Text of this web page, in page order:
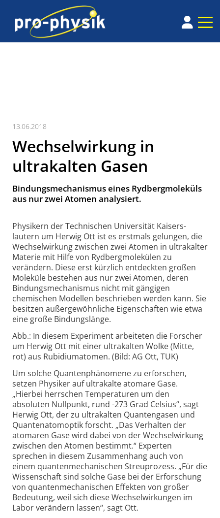
13.06.2018
Wechselwirkung in
ultrakalten Gasen
Bindungsmechanismus eines Rydbergmoleküls
aus nur zwei Atomen analysiert.
Physikern der Technischen Univer­sität Kaisers­
lautern um Herwig Ott ist es erstmals gelungen, die
Wechsel­wirkung zwischen zwei Atomen in ultra­kalter
Materie mit Hilfe von Rydberg­molekülen zu
verändern. Diese erst kürzlich entdeckten großen
Moleküle bestehen aus nur zwei Atomen, deren
Bindungs­mechanismus nicht mit gängigen
chemischen Modellen beschrieben werden kann. Sie
besitzen außer­gewöhnliche Eigen­schaften wie etwa
eine große Bindungs­länge.
Abb.: In diesem Experiment arbeiteten die Forscher
um Herwig Ott mit einer ultrakalten Wolke (Mitte,
rot) aus Rubidiumatomen. (Bild: AG Ott, TUK)
Um solche Quanten­phänomene zu erforschen,
setzen Physiker auf ultrakalte atomare Gase.
„Hierbei herrschen Tempera­turen um den
absoluten Nullpunkt, rund -273 Grad Celsius“, sagt
Herwig Ott, der zu ultra­kalten Quanten­gasen und
Quanten­atomoptik forscht. „Das Verhalten der
atomaren Gase wird dabei von der Wechsel­wirkung
zwischen den Atomen bestimmt.“ Experten
sprechen in diesem Zusammenhang auch von
einem quanten­mechanischen Streu­prozess. „Für die
Wissenschaft sind solche Gase bei der Erforschung
von quanten­mechanischen Effekten von großer
Bedeutung, weil sich diese Wechsel­wirkungen im
Labor verändern lassen“, sagt Ott.